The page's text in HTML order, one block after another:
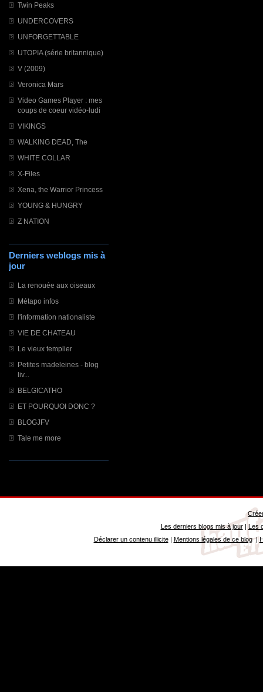
Twin Peaks
UNDERCOVERS
UNFORGETTABLE
UTOPIA (série britannique)
V (2009)
Veronica Mars
Video Games Player : mes
coups de coeur vidéo-ludi
VIKINGS
WALKING DEAD, The
WHITE COLLAR
X-Files
Xena, the Warrior Princess
YOUNG & HUNGRY
Z NATION
Derniers weblogs mis à
jour
La renouée aux oiseaux
Métapo infos
l'information nationaliste
VIE DE CHATEAU
Le vieux templier
Petites madeleines - blog
liv...
BELGICATHO
ET POURQUOI DONC ?
BLOGJFV
Tale me more
Les derniers blogs mis à jour| Les
Déclarer un contenu illicite| Mentions légales de ce blog|